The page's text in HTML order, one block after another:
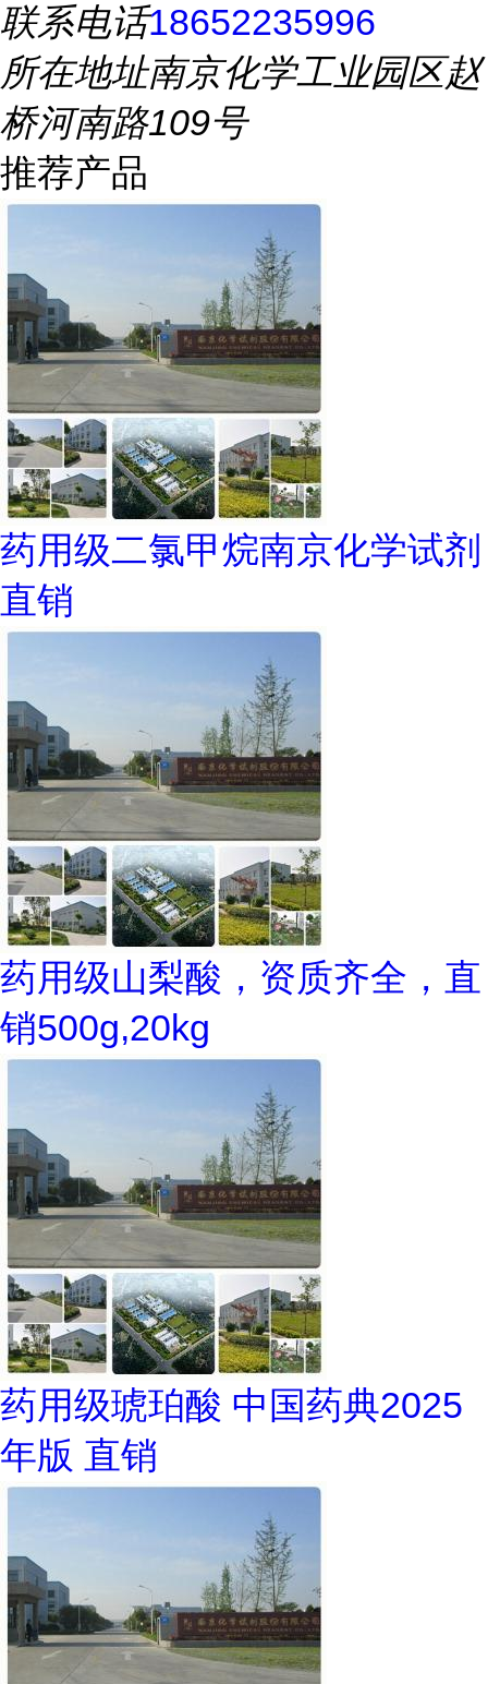
联系电话18652235996
所在地址南京化学工业园区赵
桥河南路109号
推荐产品
药用级二氯甲烷南京化学试剂
直销
药用级山梨酸，资质齐全，直
销500g,20kg
药用级琥珀酸 中国药典2025
年版 直销